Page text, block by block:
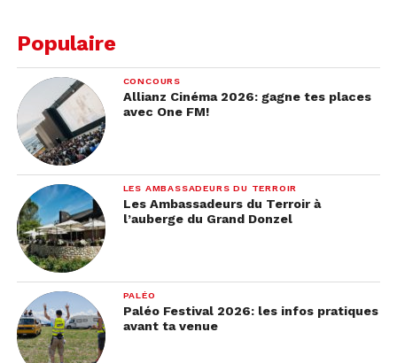
Crédits photo: Lausanne à Table
Ciné-Concert Elton John
Pour unesoirée cinématographique mémorable
ne manque pas leCiné-Concert Elton John
.
Une expérience unique,
un concert en live
sur la
scène du cinéma entrecoupé d’images sur grand
écran.
Populaire
CONCOURS
Allianz Cinéma 2026: gagne tes places
avec One FM!
LES AMBASSADEURS DU TERROIR
Les Ambassadeurs du Terroir à
l’auberge du Grand Donzel
PALÉO
Paléo Festival 2026: les infos pratiques
avant ta venue